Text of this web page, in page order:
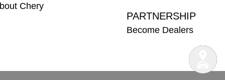
Chery
PARTNERSHIP
Become Dealers